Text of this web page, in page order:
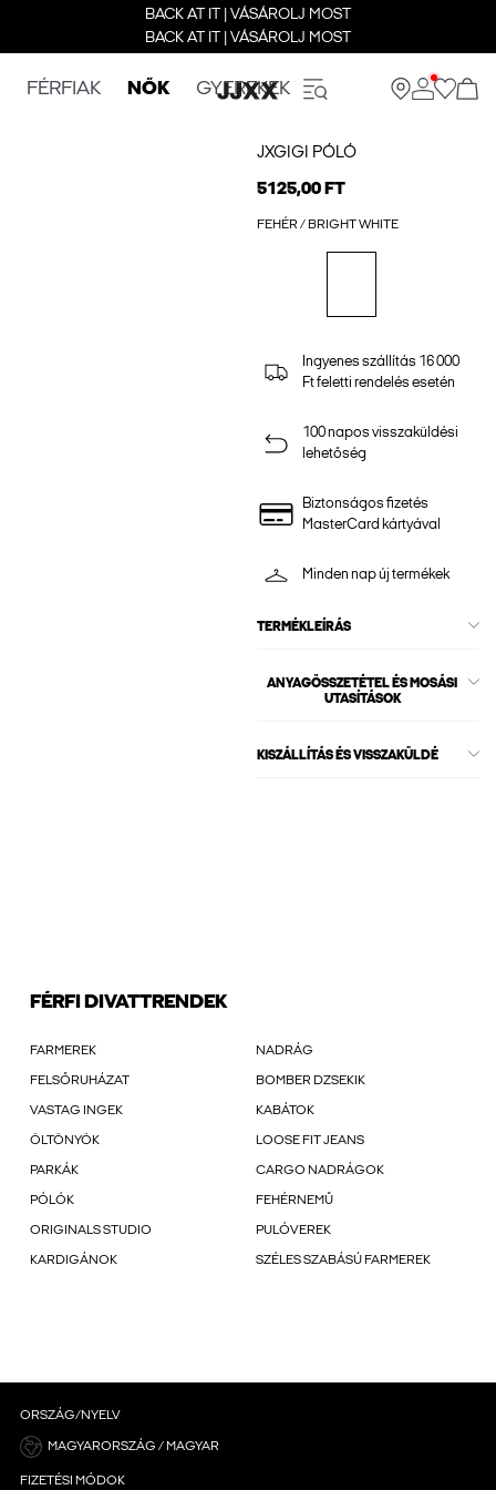
BACK AT IT | VÁSÁROLJ MOST
BACK AT IT | VÁSÁROLJ MOST
FÉRFIAK NŐK GYEREKEK
JXGIGI PÓLÓ
5125,00 FT
FEHÉR / BRIGHT WHITE
Ingyenes szállítás 16 000
Ft feletti rendelés esetén
100 napos visszaküldési
lehetőség
Biztonságos fizetés
MasterCard kártyával
Minden nap új termékek
TERMÉKLEÍRÁS
ANYAGÖSSZETÉTEL ÉS MOSÁSI
UTASÍTÁSOK
KISZÁLLÍTÁS ÉS VISSZAKÜLDÉ
FÉRFI DIVATTRENDEK
FARMEREK NADRÁG
FELSŐRUHÁZAT BOMBER DZSEKIK
VASTAG INGEK KABÁTOK
ÖLTÖNYÖK LOOSE FIT JEANS
PARKÁK CARGO NADRÁGOK
PÓLÓK FEHÉRNEMŰ
ORIGINALS STUDIO PULÓVEREK
KARDIGÁNOK SZÉLES SZABÁSÚ FARMEREK
ORSZÁG/NYELV
MAGYARORSZÁG / MAGYAR
FIZETÉSI MÓDOK